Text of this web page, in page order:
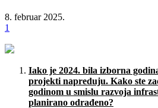
8. februar 2025.
1
Iako je 2024. bila izborna
projekti napreduju. Kako ste
godinom u smislu razvoja
planirano odrađeno?